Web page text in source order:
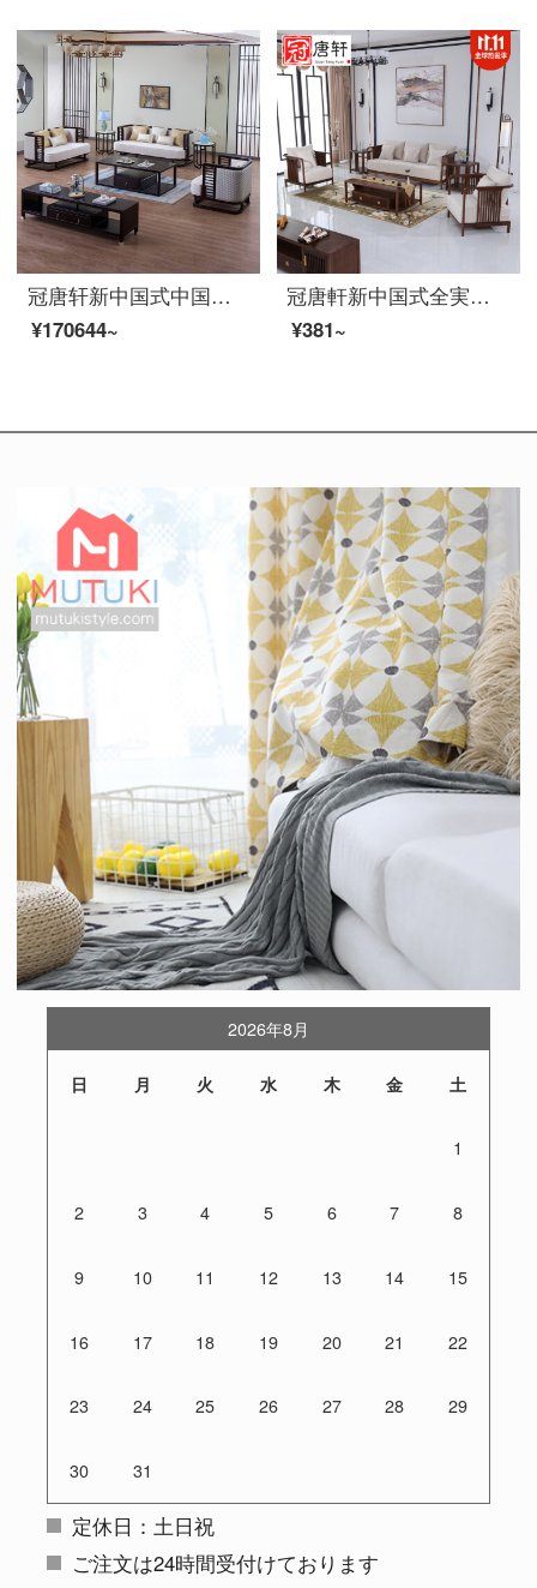
冠唐轩新中国式中国風軽くて豪華な家具のソファーの組み合わせは簡単で現代的な木のソファーの禅の意味の客間の家具を注文して7セットセット注文します。
¥170644~
冠唐軒新中国式全実木ソファ簡単現代黒胡桃木小戸型客間家具禅意布芸ソファーセット家庭用カスタム色サイズオーダーメイド定金
¥381~
2026年8月
日 月 火 水 木 金 土
1
2 3 4 5 6 7 8
9 10 11 12 13 14 15
16 17 18 19 20 21 22
23 24 25 26 27 28 29
30 31
定休日：土日祝
ご注文は24時間受付けております